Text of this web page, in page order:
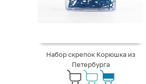
Набор скрепок Корюшка из
Петербурга